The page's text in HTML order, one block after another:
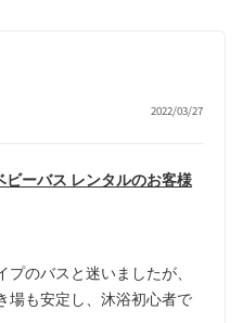
2022/03/27
ーバス レンタルのお客様
のバスと迷いましたが、
場も安定し、沐浴初心者で